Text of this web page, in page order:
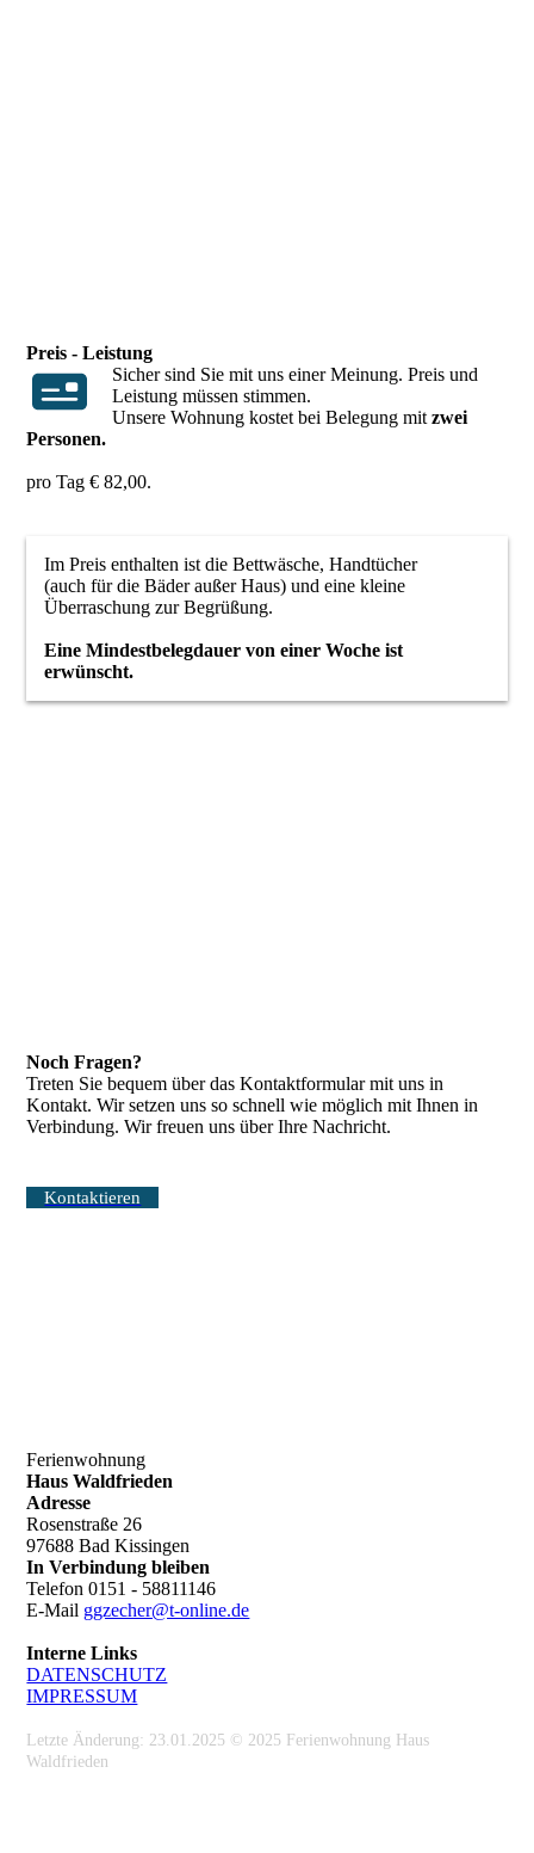
Preis - Leistung
Sicher sind Sie mit uns einer Meinung. Preis und
Leistung müssen stimmen.
Unsere Wohnung kostet bei Belegung mit zwei
Personen.
pro Tag € 82,00.
Im Preis enthalten ist die Bettwäsche, Handtücher
(auch für die Bäder außer Haus) und eine kleine
Überraschung zur Begrüßung.
Eine Mindestbelegdauer von einer Woche ist
erwünscht.
Noch Fragen?
Treten Sie bequem über das Kontaktformular mit uns in
Kontakt. Wir setzen uns so schnell wie möglich mit Ihnen in
Verbindung. Wir freuen uns über Ihre Nachricht.
Kontaktieren
Ferienwohnung
Haus Waldfrieden
Adresse
Rosenstraße 26
97688 Bad Kissingen
In Verbindung bleiben
Telefon 0151 - 58811146
E-Mail ggzecher@t-online.de
Interne Links
DATEN­SCHUTZ
IMPRESSUM
Letzte Änderung: 23.01.2025 © 2025 Ferienwohnung Haus
Waldfrieden